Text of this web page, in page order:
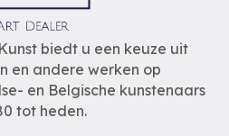
biedt u een keuze uit
en andere werken op
en Belgische kunstenaars
tot heden.